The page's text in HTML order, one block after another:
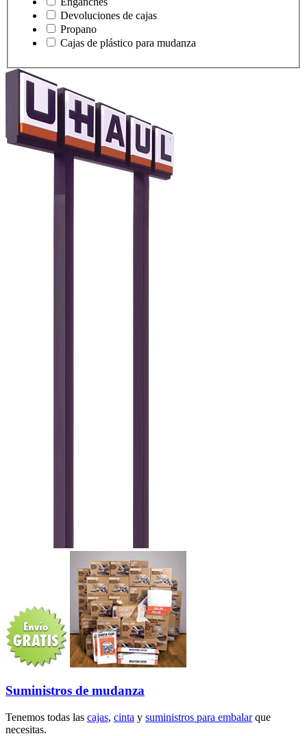
Devoluciones de cajas
Propano
Cajas de plástico para mudanza
Suministros de mudanza
Tenemos todas las cajas, cinta y suministros para embalarque
necesitas.